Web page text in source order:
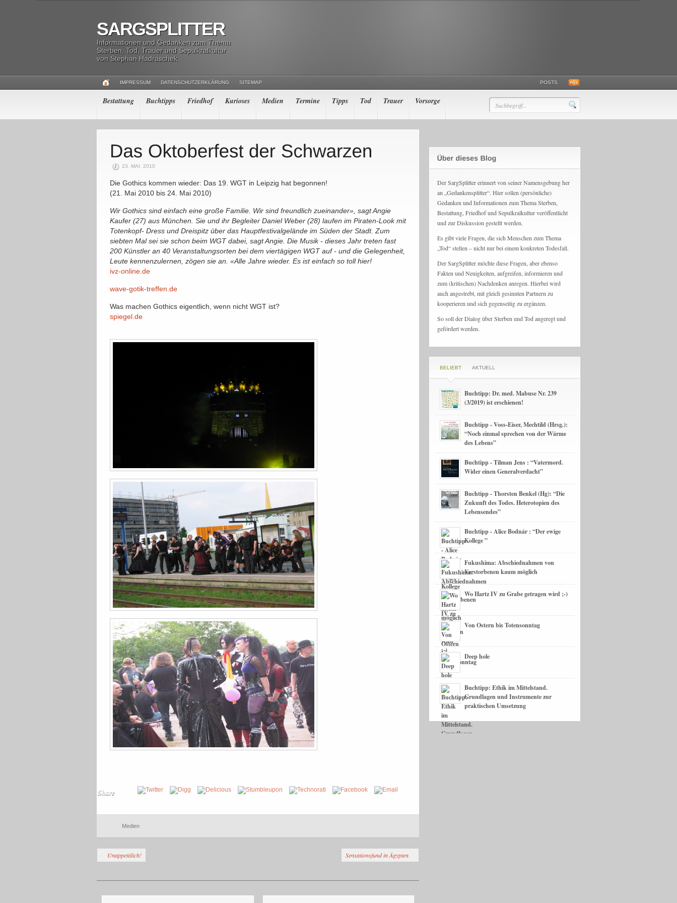
SARGSPLITTER
Informationen und Gedanken zum Thema
Sterben, Tod, Trauer und Sepulkralkultur
von Stephan Hadraschek
IMPRESSUM DATENSCHUTZERKLÄRUNG SITEMAP POSTS
Bestattung Buchtipps Friedhof Kurioses Medien Termine Tipps Tod Trauer Vorsorge
23. MAI. 2010
Die Gothics kommen wieder: Das 19. WGT in Leipzig hat begonnen!
(21. Mai 2010 bis 24. Mai 2010)
Wir Gothics sind einfach eine große Familie. Wir sind freundlich zueinander», sagt Angie
Kaufer (27) aus München. Sie und ihr Begleiter Daniel Weber (28) laufen im Piraten-Look mit
Totenkopf- Dress und Dreispitz über das Hauptfestivalgelände im Süden der Stadt. Zum
siebten Mal sei sie schon beim WGT dabei, sagt Angie. Die Musik - dieses Jahr treten fast
200 Künstler an 40 Veranstaltungsorten bei dem viertägigen WGT auf - und die Gelegenheit,
Leute kennenzulernen, zögen sie an. «Alle Jahre wieder. Es ist einfach so toll hier!
ivz-online.de
wave-gotik-treffen.de
Was machen Gothics eigentlich, wenn nicht WGT ist?
spiegel.de
Share
Medien
Unappetitlich! Sensationsfund in Ägypten
Der SargSplitter erinnert von seiner Namensgebung her
an „Gedankensplitter“. Hier sollen (persönliche)
Gedanken und Informationen zum Thema Sterben,
Bestattung, Friedhof und Sepulkralkultur veröffentlicht
und zur Diskussion gestellt werden.
Es gibt viele Fragen, die sich Menschen zum Thema
„Tod“ stellen – nicht nur bei einem konkreten Todesfall.
Der SargSplitter möchte diese Fragen, aber ebenso
Fakten und Neuigkeiten, aufgreifen, informieren und
zum (kritischen) Nachdenken anregen. Hierbei wird
auch angestrebt, mit gleich gesinnten Partnern zu
kooperieren und sich gegenseitig zu ergänzen.
So soll der Dialog über Sterben und Tod angeregt und
gefördert werden.
BELIEBT AKTUELL
Buchtipp: Dr. med. Mabuse Nr. 239
(3/2019) ist erschienen!
Buchtipp - Voss-Eiser, Mechtild (Hrsg.):
“Noch einmal sprechen von der Wärme
des Lebens”
Buchtipp - Tilman Jens : “Vatermord.
Wider einen Generalverdacht”
Buchtipp - Thorsten Benkel (Hg): “Die
Zukunft des Todes. Heterotopien des
Lebensendes”
Buchtipp - Alice Bodnár : “Der ewige
Kollege ”
Fukushima: Abschiednahmen von
Verstorbenen kaum möglich
Wo Hartz IV zu Grabe getragen wird ;-)
Von Ostern bis Totensonntag
Deep hole
Buchtipp: Ethik im Mittelstand.
Grundlagen und Instrumente zur
praktischen Umsetzung